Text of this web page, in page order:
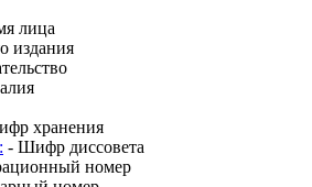
лица
издания
хранения
- Шифр диссовета
номер